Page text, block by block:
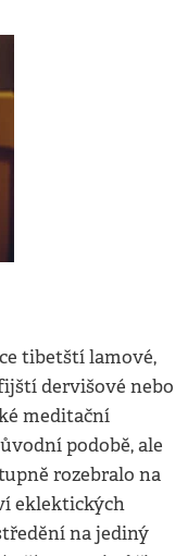
tibetští lamové,
dervišové nebo
meditační
podobě, ale
rozebralo na
eklektických
na jediný